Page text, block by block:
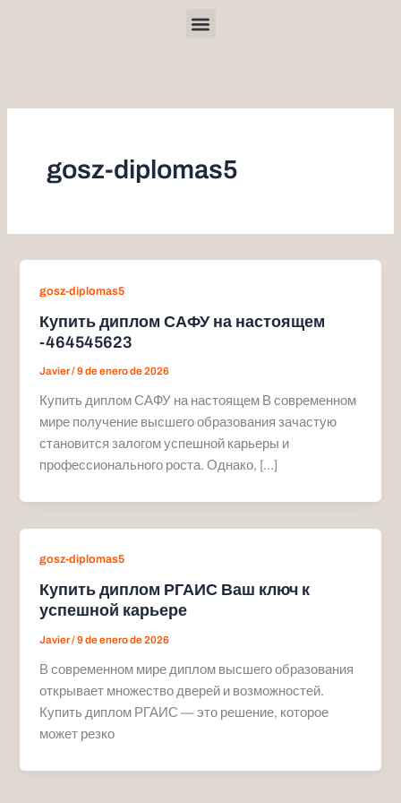
Menu
gosz-diplomas5
gosz-diplomas5
Купить диплом САФУ на настоящем
-464545623
Javier/9 de enero de 2026
Купить диплом САФУ на настоящем В современном
мире получение высшего образования зачастую
становится залогом успешной карьеры и
профессионального роста. Однако, […]
gosz-diplomas5
Купить диплом РГАИС Ваш ключ к
успешной карьере
Javier/9 de enero de 2026
В современном мире диплом высшего образования
открывает множество дверей и возможностей.
Купить диплом РГАИС — это решение, которое
может резко